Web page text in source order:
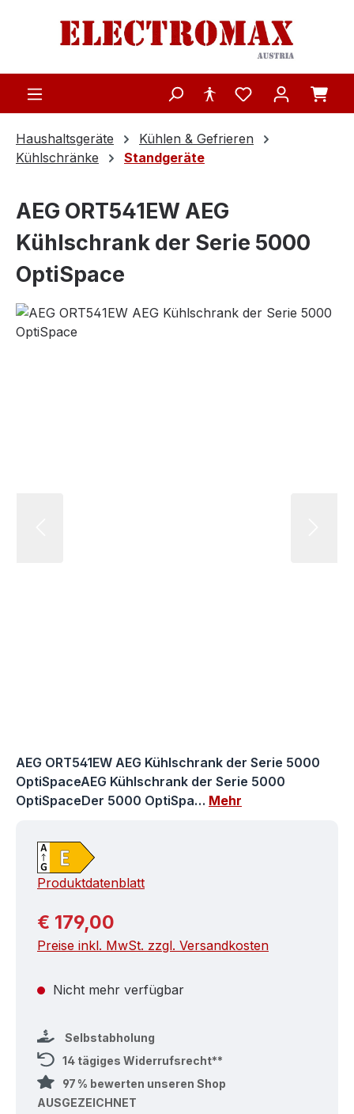
Zum Hauptinhalt springen
Haushaltsgeräte
Kühlen & Gefrieren
Kühlschränke
Standgeräte
AEG ORT541EW AEG
Kühlschrank der Serie 5000
OptiSpace
Bildergalerie überspringen
AEG ORT541EW AEG Kühlschrank der Serie 5000
OptiSpaceAEG Kühlschrank der Serie 5000
OptiSpaceDer 5000 OptiSpa… Mehr
Produktdatenblatt
Regulärer Preis:
€ 179,00
Preise inkl. MwSt. zzgl. Versandkosten
Nicht mehr verfügbar
Selbstabholung
14 tägiges Widerrufsrecht**
97 % bewerten unseren Shop
AUSGEZEICHNET